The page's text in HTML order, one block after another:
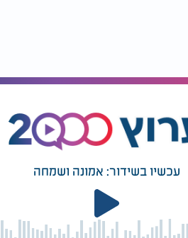
עכשיו בשידור: אמונה ושמחה